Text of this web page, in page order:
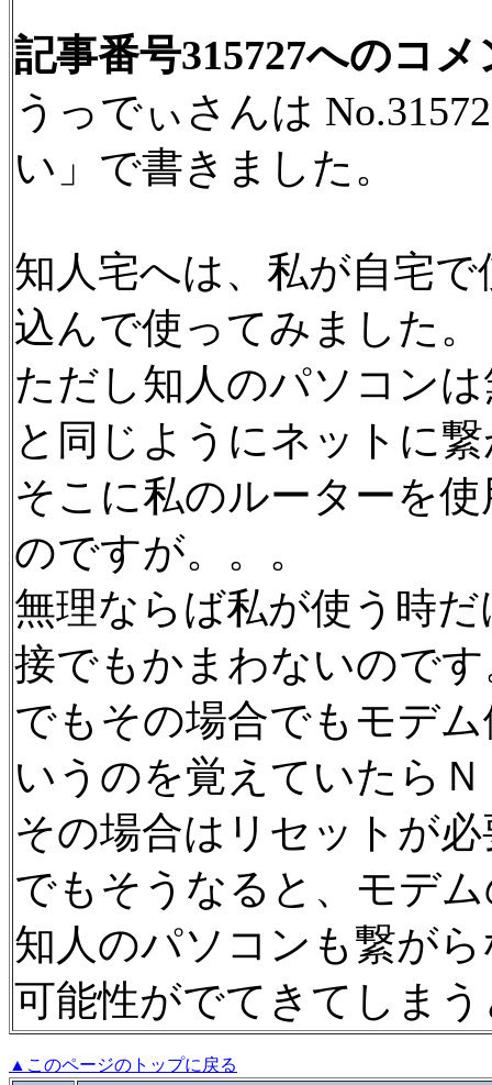
記事番号315727へのコメ
うっでぃさんは
い」で書きました。
知人宅へは、私が自宅
込んで使ってみました。
ただし知人のパソコン
と同じようにネットに
そこに私のルーターを
のですが。。。
無理ならば私が使う時
接でもかまわないので
でもその場合でもモデ
いうのを覚えていたら
その場合はリセットが
でもそうなると、モデ
知人のパソコンも繋が
可能性がでてきてしま
▲このページのトップに戻る